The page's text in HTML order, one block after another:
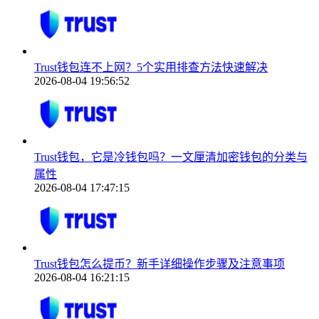
Trust钱包连不上网？5个实用排查方法快速解决
2026-08-04 19:56:52
Trust钱包，它是冷钱包吗？一文厘清加密钱包的分类与
属性
2026-08-04 17:47:15
Trust钱包怎么提币？新手详细操作步骤及注意事项
2026-08-04 16:21:15